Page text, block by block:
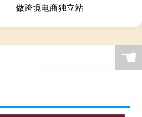
做跨境电商独立站
☚